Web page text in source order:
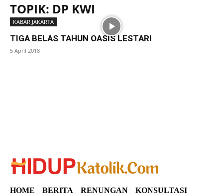
TOPIK: DP KWI
KABAR JAKARTA
TIGA BELAS TAHUN OASIS LESTARI
5 April 2018
HOME BERITA RENUNGAN
KONSULTASI